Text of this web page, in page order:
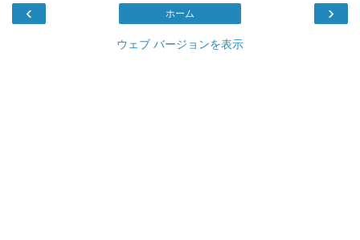
‹ ›
ホーム
ウェブ バージョンを表示